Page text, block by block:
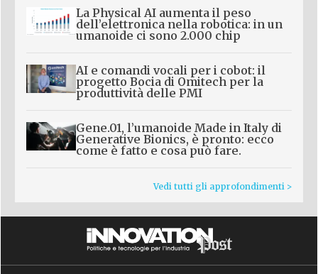
La Physical AI aumenta il peso
dell’elettronica nella robotica: in un
umanoide ci sono 2.000 chip
AI e comandi vocali per i cobot: il
progetto Bocia di Omitech per la
produttività delle PMI
Gene.01, l’umanoide Made in Italy di
Generative Bionics, è pronto: ecco
come è fatto e cosa può fare.
Vedi tutti gli approfondimenti >